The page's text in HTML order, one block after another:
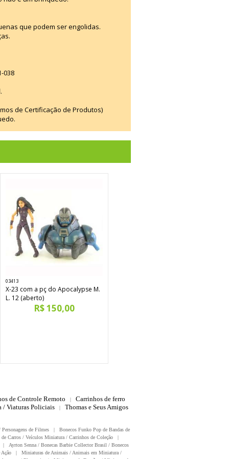
que podem ser engolidas.
038
de Certificação de Produtos)
03413
X-23 com a pç do Apocalypse M.
L. 12 (aberto)
R$ 150,00
de Controle Remoto |
Carrinhos de ferro
/ Viaturas Policiais |
Thomas e Seus Amigos
de Filmes |
Bonecos Funko Pop de Bandas de
Carros / Veículos Miniatura / Carrinhos de Coleção
|
|
Ayrton Senna / Bonecas Barbie Collector Brasil / Bonecos
|
Miniaturas de Animais / Animais em Miniatura /